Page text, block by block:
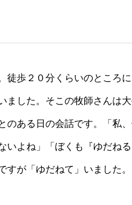
歩２０分くらいのところ
ました。そこの牧師さんは
のある日の会話です。「私
いよね」「ぼくも『ゆだね
が「ゆだねて」いました。